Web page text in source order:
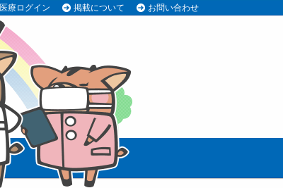
医療ログイン 掲載について お問い合わせ